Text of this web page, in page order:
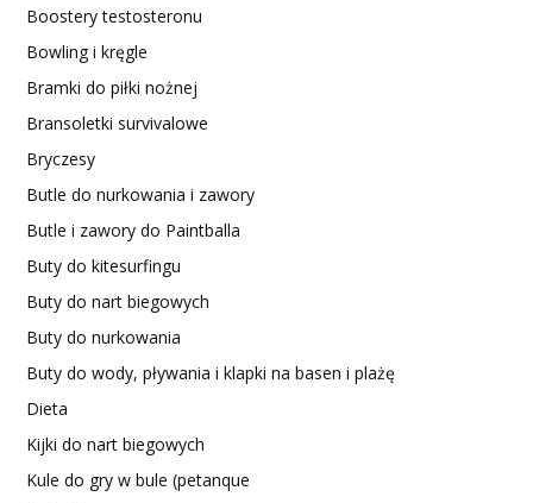
Boostery testosteronu
Bowling i kręgle
Bramki do piłki nożnej
Bransoletki survivalowe
Bryczesy
Butle do nurkowania i zawory
Butle i zawory do Paintballa
Buty do kitesurfingu
Buty do nart biegowych
Buty do nurkowania
Buty do wody, pływania i klapki na basen i plażę
Dieta
Kijki do nart biegowych
Kule do gry w bule (petanque